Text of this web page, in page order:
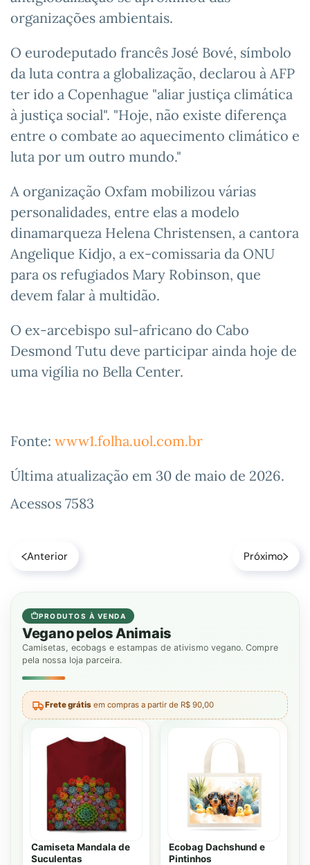
organizações ambientais.
O eurodeputado francês José Bové, símbolo
da luta contra a globalização, declarou à AFP
ter ido a Copenhague "aliar justiça climática
à justiça social". "Hoje, não existe diferença
entre o combate ao aquecimento climático e
luta por um outro mundo."
A organização Oxfam mobilizou várias
personalidades, entre elas a modelo
dinamarqueza Helena Christensen, a cantora
Angelique Kidjo, a ex-comissaria da ONU
para os refugiados Mary Robinson, que
devem falar à multidão.
O ex-arcebispo sul-africano do Cabo
Desmond Tutu deve participar ainda hoje de
uma vigília no Bella Center.
Fonte: www1.folha.uol.com.br
Última atualização em 30 de maio de 2026.
Acessos 7583
Anterior Próximo
PRODUTOS À VENDA
Vegano pelos Animais
Camisetas, ecobags e estampas de ativismo vegano. Compre
pela nossa loja parceira.
Frete grátis em compras a partir de R$ 90,00
Camiseta Mandala de
Suculentas
Ecobag Dachshund e
Pintinhos